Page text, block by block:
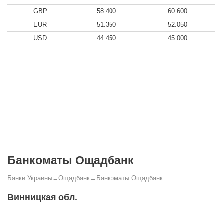
GBP
58.400
60.600
EUR
51.350
52.050
USD
44.450 45.000
Банкоматы Ощадбанк
Банки Украины→ Ощадбанк→ Банкоматы Ощадбанк
Винницкая обл.